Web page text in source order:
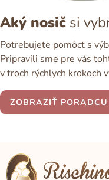
Aký nosič si
Potrebujete pomôcť s
Pripravili sme pre vás
v troch rýchlych krokoch
ZOBRAZIŤ PORADCU